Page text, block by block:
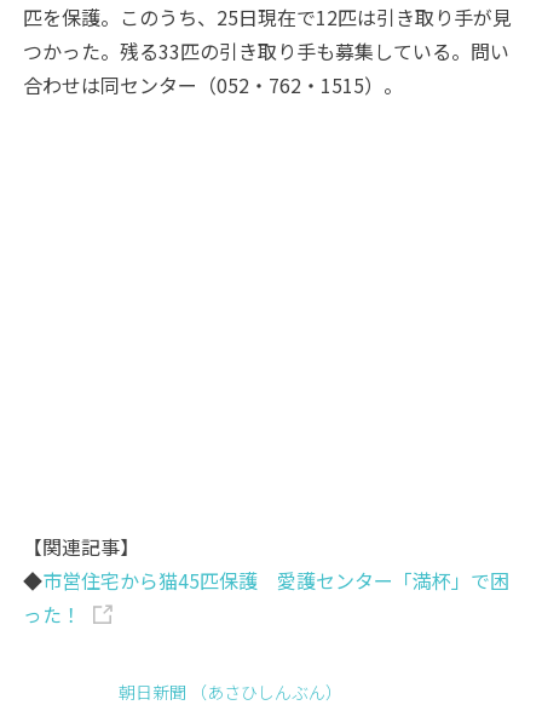
匹を保護。このうち、25日現在で12匹は引き取り手が見
つかった。残る33匹の引き取り手も募集している。問い
合わせは同センター（052・762・1515）。
【関連記事】
◆市営住宅から猫45匹保護 愛護センター「満杯」で困
った！
朝日新聞 （あさひしんぶん）